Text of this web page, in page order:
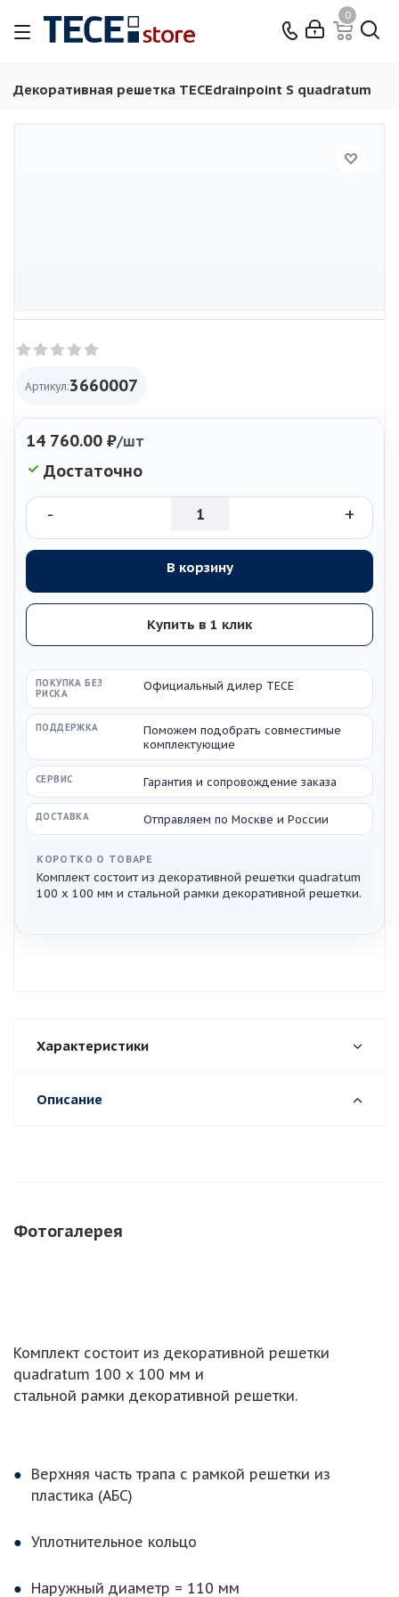
0
Декоративная решетка TECEdrainpoint S quadratum
Артикул:3660007
14 760.00 ₽/шт
Достаточно
- +
В корзину
Купить в 1 клик
ПОКУПКА БЕЗ
РИСКА
Официальный дилер TECE
ПОДДЕРЖКА
Поможем подобрать совместимые
комплектующие
СЕРВИС Гарантия и сопровождение заказа
ДОСТАВКА Отправляем по Москве и России
КОРОТКО О ТОВАРЕ
Комплект состоит из декоративной решетки quadratum
100 х 100 мм и стальной рамки декоративной решетки.
Описание
Комплект состоит из декоративной решетки
quadratum 100 х 100 мм и
стальной рамки декоративной решетки.
Верхняя часть трапа с рамкой решетки из
пластика (АБС)
Уплотнительное кольцо
Наружный диаметр = 110 мм
Фотогалерея
Характеристики